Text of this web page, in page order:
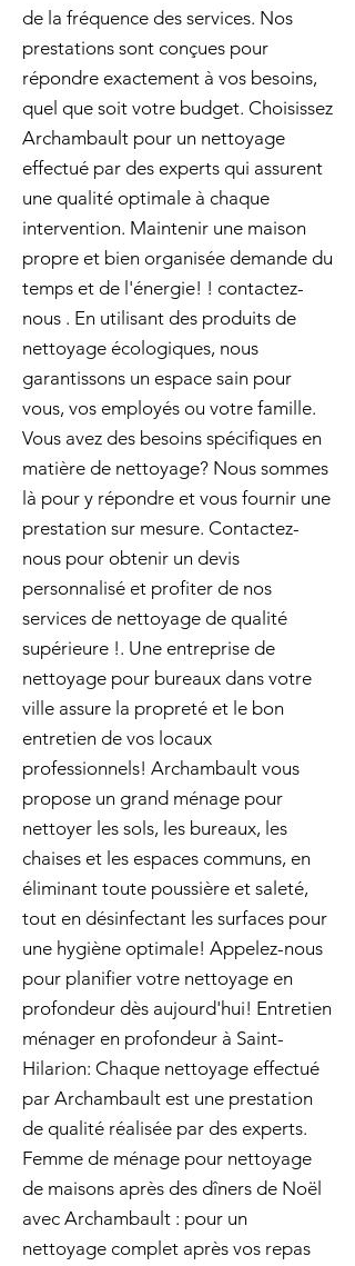
de la fréquence des services. Nos
prestations sont conçues pour
répondre exactement à vos besoins,
quel que soit votre budget. Choisissez
Archambault pour un nettoyage
effectué par des experts qui assurent
une qualité optimale à chaque
intervention. Maintenir une maison
propre et bien organisée demande du
temps et de l'énergie! ! contactez-
nous . En utilisant des produits de
nettoyage écologiques, nous
garantissons un espace sain pour
vous, vos employés ou votre famille.
Vous avez des besoins spécifiques en
matière de nettoyage? Nous sommes
là pour y répondre et vous fournir une
prestation sur mesure. Contactez-
nous pour obtenir un devis
personnalisé et profiter de nos
services de nettoyage de qualité
supérieure !. Une entreprise de
nettoyage pour bureaux dans votre
ville assure la propreté et le bon
entretien de vos locaux
professionnels! Archambault vous
propose un grand ménage pour
nettoyer les sols, les bureaux, les
chaises et les espaces communs, en
éliminant toute poussière et saleté,
tout en désinfectant les surfaces pour
une hygiène optimale! Appelez-nous
pour planifier votre nettoyage en
profondeur dès aujourd'hui! Entretien
ménager en profondeur à Saint-
Hilarion: Chaque nettoyage effectué
par Archambault est une prestation
de qualité réalisée par des experts.
Femme de ménage pour nettoyage
de maisons après des dîners de Noël
avec Archambault : pour un
nettoyage complet après vos repas